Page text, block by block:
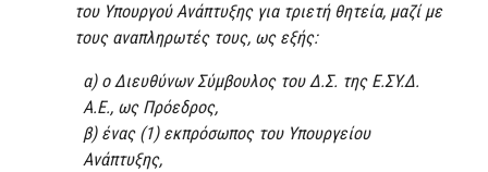
του Υπουργού Ανάπτυξης για τριετή θητεία, μαζί με
τους αναπληρωτές τους, ως εξής:
α) ο Διευθύνων Σύμβουλος του Δ.Σ. της Ε.ΣΥ.Δ.
Α.Ε., ως Πρόεδρος,
β) ένας (1) εκπρόσωπος του Υπουργείου
Ανάπτυξης,